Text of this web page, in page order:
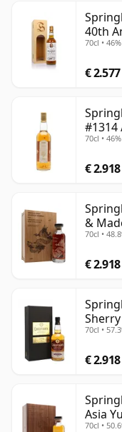
40th
70cl • 46%
€ 2.577
#1314
70cl • 46%
€ 2.918
&
70cl •
€ 2.918
70cl •
€ 2.918
Asia
70cl •